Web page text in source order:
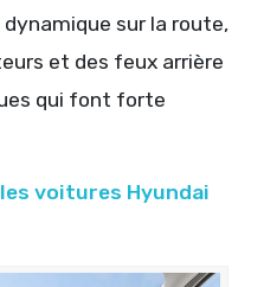
sur la route,
et des feux arrière
qui font forte
voitures Hyundai